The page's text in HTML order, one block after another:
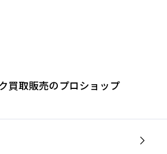
買取販売のプロショップ